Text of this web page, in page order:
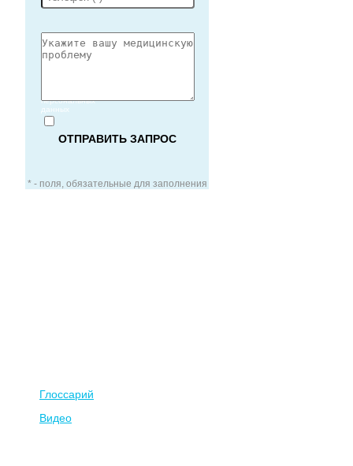
персональных
данных
* - поля, обязательные для заполнения
Глоссарий
Видео